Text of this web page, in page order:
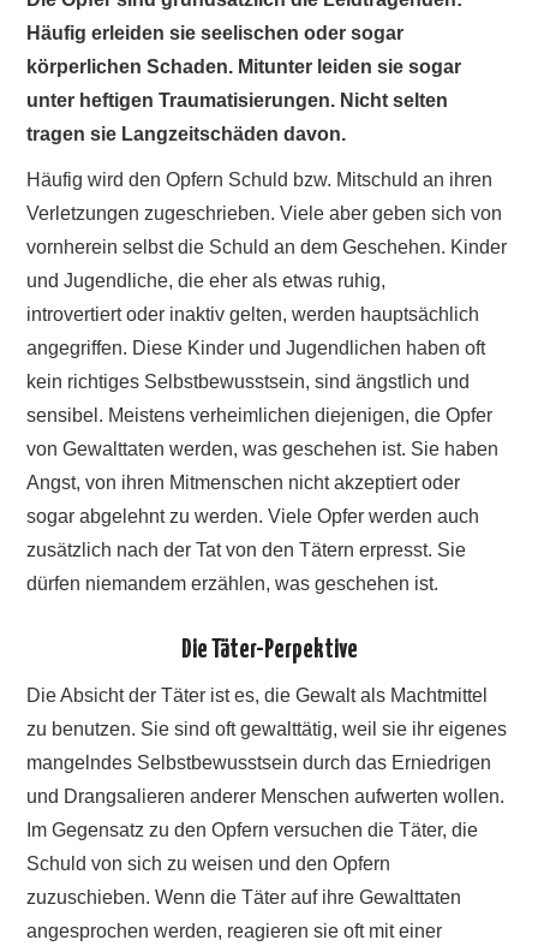
Häufig erleiden sie seelischen oder sogar
körperlichen Schaden. Mitunter leiden sie sogar
unter heftigen Traumatisierungen. Nicht selten
tragen sie Langzeitschäden davon.
Häufig wird den Opfern Schuld bzw. Mitschuld an ihren
Verletzungen zugeschrieben. Viele aber geben sich von
vornherein selbst die Schuld an dem Geschehen. Kinder
und Jugendliche, die eher als etwas ruhig,
introvertiert oder inaktiv gelten, werden hauptsächlich
angegriffen. Diese Kinder und Jugendlichen haben oft
kein richtiges Selbstbewusstsein, sind ängstlich und
sensibel. Meistens verheimlichen diejenigen, die Opfer
von Gewalttaten werden, was geschehen ist. Sie haben
Angst, von ihren Mitmenschen nicht akzeptiert oder
sogar abgelehnt zu werden. Viele Opfer werden auch
zusätzlich nach der Tat von den Tätern erpresst. Sie
dürfen niemandem erzählen, was geschehen ist.
Die Täter-Perpektive
Die Absicht der Täter ist es, die Gewalt als Machtmittel
zu benutzen. Sie sind oft gewalttätig, weil sie ihr eigenes
mangelndes Selbstbewusstsein durch das Erniedrigen
und Drangsalieren anderer Menschen aufwerten wollen.
Im Gegensatz zu den Opfern versuchen die Täter, die
Schuld von sich zu weisen und den Opfern
zuzuschieben. Wenn die Täter auf ihre Gewalttaten
angesprochen werden, reagieren sie oft mit einer